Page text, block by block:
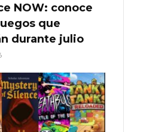
NOW: conoce
que
durante julio